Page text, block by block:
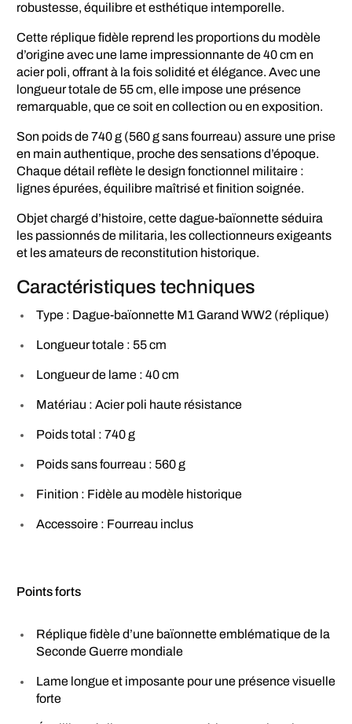
robustesse, équilibre et esthétique intemporelle.
Cette réplique fidèle reprend les proportions du modèle
d’origine avec une lame impressionnante de 40 cm en
acier poli, offrant à la fois solidité et élégance. Avec une
longueur totale de 55 cm, elle impose une présence
remarquable, que ce soit en collection ou en exposition.
Son poids de 740 g (560 g sans fourreau) assure une prise
en main authentique, proche des sensations d’époque.
Chaque détail reflète le design fonctionnel militaire :
lignes épurées, équilibre maîtrisé et finition soignée.
Objet chargé d’histoire, cette dague-baïonnette séduira
les passionnés de militaria, les collectionneurs exigeants
et les amateurs de reconstitution historique.
Caractéristiques techniques
Type : Dague-baïonnette M1 Garand WW2 (réplique)
Longueur totale : 55 cm
Longueur de lame : 40 cm
Matériau : Acier poli haute résistance
Poids total : 740 g
Poids sans fourreau : 560 g
Finition : Fidèle au modèle historique
Accessoire : Fourreau inclus
Points forts
Réplique fidèle d’une baïonnette emblématique de la
Seconde Guerre mondiale
Lame longue et imposante pour une présence visuelle
forte